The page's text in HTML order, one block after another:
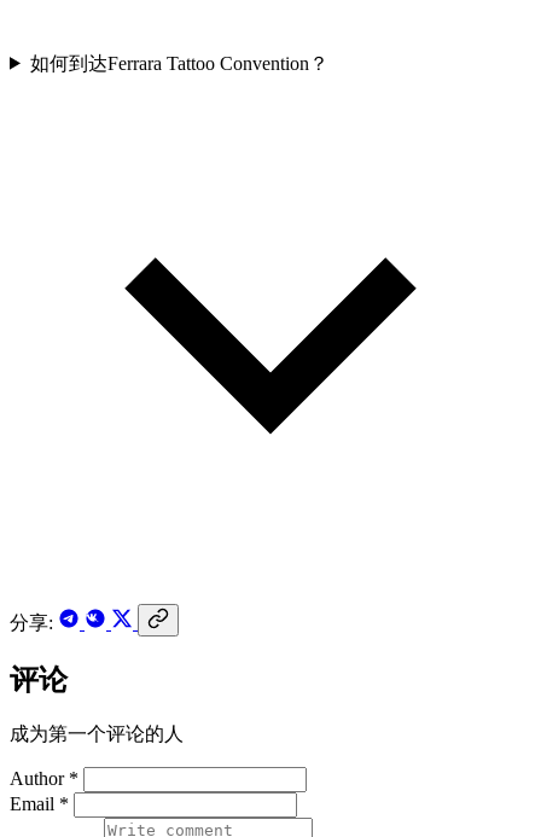
如何到达Ferrara Tattoo Convention？
分享:
评论
成为第一个评论的人
Author *
Email *